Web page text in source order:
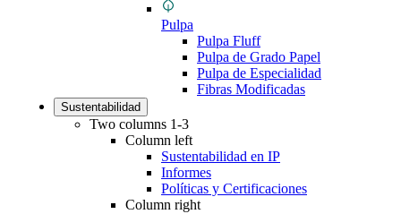
Pulpa
Pulpa Fluff
Pulpa de Grado Papel
Pulpa de Especialidad
Fibras Modificadas
Sustentabilidad
Two columns 1-3
Column left
Sustentabilidad en IP
Informes
Políticas y Certificaciones
Column right